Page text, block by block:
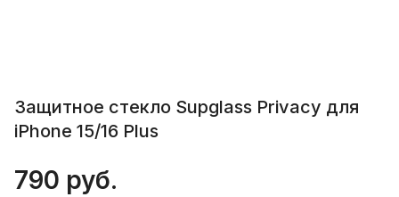
Защитное стекло Supglass Privacy для
iPhone 15/16 Plus
790 руб.